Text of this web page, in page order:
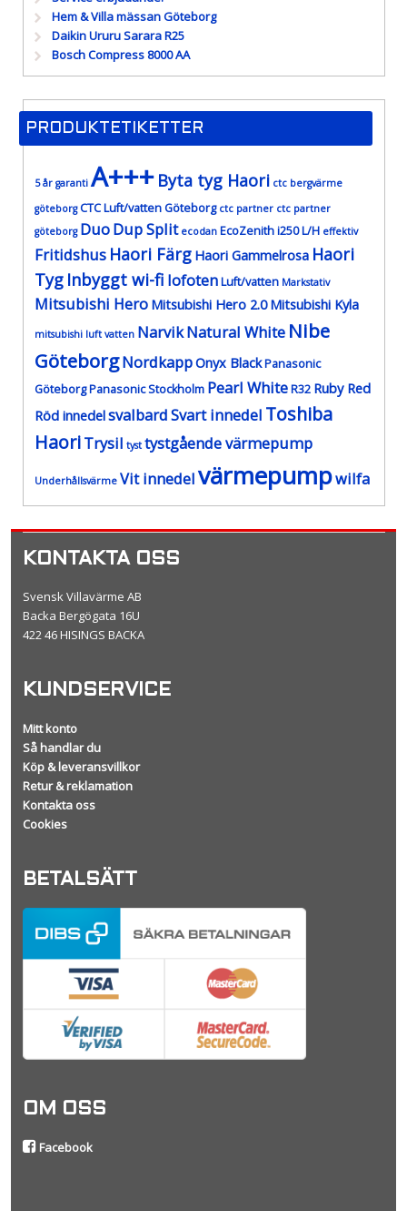
Hem & Villa mässan Göteborg
Daikin Ururu Sarara R25
Bosch Compress 8000 AA
PRODUKTETIKETTER
5 år garanti A+++ Byta tyg Haori ctc bergvärme
göteborg CTC Luft/vatten Göteborg ctc partner ctc partner
göteborg DuoDup Split ecodan EcoZenith i250 L/H effektiv
Fritidshus Haori Färg Haori Gammelrosa Haori
Tyg Inbyggt wi-fi lofotenLuft/vatten Markstativ
Mitsubishi Hero Mitsubishi Hero 2.0 Mitsubishi Kyla
mitsubishi luft vatten NarvikNatural White Nibe
GöteborgNordkappOnyx BlackPanasonic
GöteborgPanasonic Stockholm Pearl WhiteR32 Ruby Red
Röd innedelsvalbardSvart innedel Toshiba
HaoriTrysil tyst tystgående värmepump
Underhållsvärme Vit innedelvärmepumpwilfa
KONTAKTA OSS
Svensk Villavärme AB
Backa Bergögata 16U
422 46 HISINGS BACKA
KUNDSERVICE
Mitt konto
Så handlar du
Köp & leveransvillkor
Retur & reklamation
Kontakta oss
Cookies
BETALSÄTT
OM OSS
Facebook